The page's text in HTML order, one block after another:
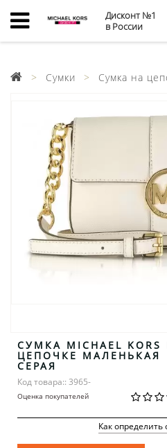
Дисконт №1
в России
Сумки Сумка на
СУМКА MICHAEL KORS
ЦЕПОЧКЕ МАЛЕНЬКАЯ
СЕРАЯ
Код товара:: 3965-
Оценка покупателей
Как определить